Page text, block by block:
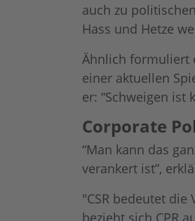
auch zu
Hass und Hetze
Ähnlich formuliert
einer aktuellen
er: “Schweigen
Corporate
“Man kann das
verankert ist”,
"CSR bedeutet
bezieht sich CPR